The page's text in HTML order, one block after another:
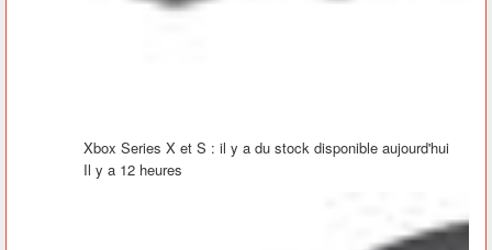
Xbox Series X et S : il y a du stock disponible aujourd'hui
Il y a 12 heures